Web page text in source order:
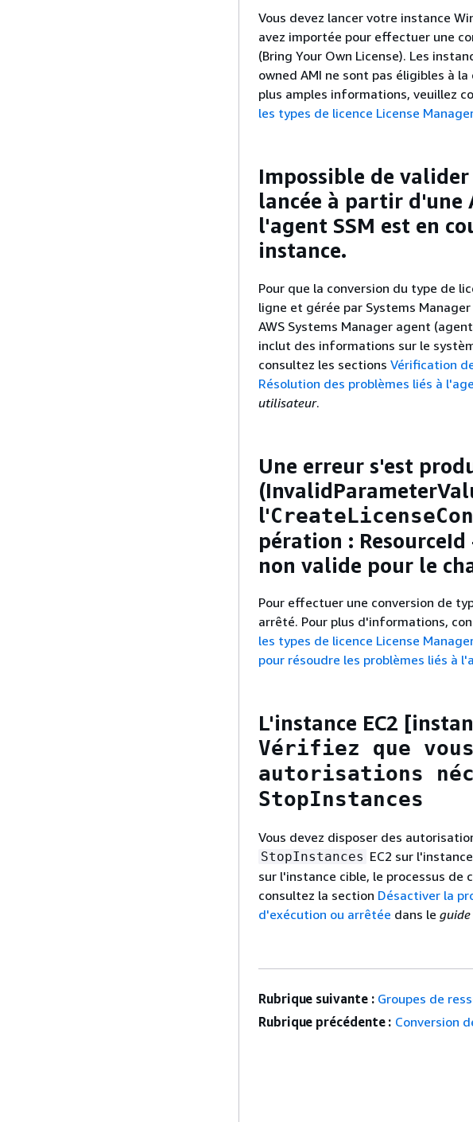
Vous devez lancer votre instance
avez importée pour effectuer une
(Bring Your Own License). Les
owned AMI ne sont pas éligibles à
plus amples informations, veuillez
les types de licence License Manager
Impossible de
lancée à partir d'une
l'agent SSM est en
instance.
Pour que la conversion du type de
ligne et gérée par Systems
AWS Systems Manager agent
inclut des informations sur le
consultez les sections Vérification
Résolution des problèmes liés à
utilisateur.
Une erreur s'est
l'
pération :
non valide pour le
Pour effectuer une conversion de
arrêté. Pour plus d'informations,
les types de licence License
pour résoudre les problèmes liés à
L'instance EC2
Vérifiez que
autorisations
StopInstances
Vous devez disposer des
StopInstances EC2 sur
sur l'instance cible, le processus de
consultez la section Désactiver la
d'exécution ou arrêtée dans le
Rubrique suivante : Groupes de
Rubrique précédente : Conversion